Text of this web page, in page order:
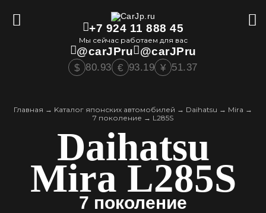
+7 924 11 888 45
Мы сейчас работаем для вас
@carJPru @carJPru
$ 80.93 € 93.19 ¥ 51.37
Главная → Kаталог японских автомобилей → Daihatsu → Mira →
7 поколение → L285S
Daihatsu
Mira L285S
7 поколение